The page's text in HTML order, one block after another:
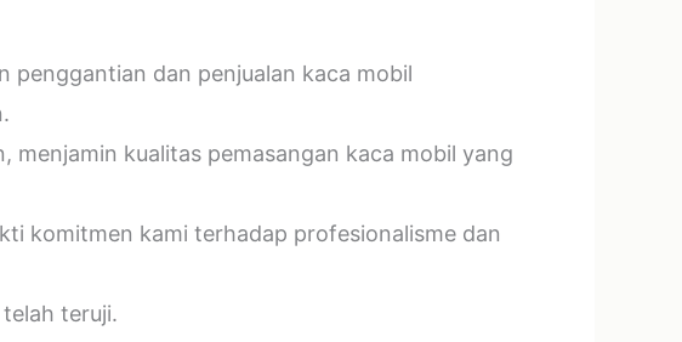
penggantian dan penjualan kaca mobil
menjamin kualitas pemasangan kaca mobil yang
komitmen kami terhadap profesionalisme dan
teruji.